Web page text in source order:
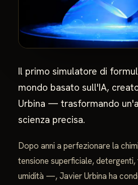
Il primo simulatore di
mondo basato sull'IA,
Urbina — trasformando
scienza precisa.
Dopo anni a perfezionare la
tensione superficiale,
umidità —, Javier Urbina ha